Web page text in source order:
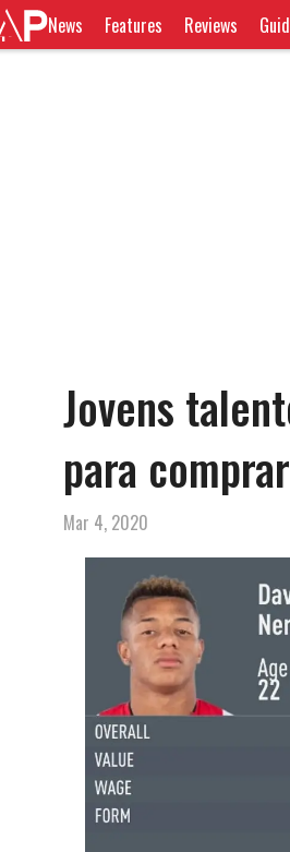
News Features Reviews
Jovens
para
Mar 4, 2020